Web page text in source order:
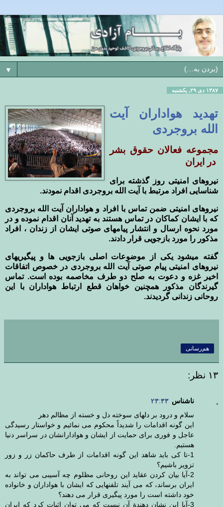
▼
۱۳۸۷ دی ۲۹, یکشنبه
تهدید هواداران آیت
الله بروجردی
مجموعه فعالان حقوق بشر
در ايران
نیروهای امنیتی روز گذشته برای
شناسایی افراد مرتبط با آیت الله بروجردی اقدام نمودند.
نیروهای امنیتی ضمن تماس با افراد و هواداران آیت الله بروجردی
که با ایشان کماکان در تماس هستند به تهدید آنان اقدام نموده و در
مورد نحوه ارسال و انتشار پیامهای صوتی ایشان از زندان ، افراد
مذکور را مورد بازجویی قرار دادند.
گفته میشود یکی از موضوعات اصلی بازجویی ها و پیگیریهای
نیروهای امنیتی پیام صوتی آیت الله بروجردی در خصوص اتفاقات
اخیر غزه و دعوت به صلح دو طرف مخاصمه بوده است. تماس
گیرندگان مذکور همچنین خواهان قطع ارتباط هواداران با این
روحانی زندانی گردیدند.
هم‌رسانی
۱۳ نظر:
ناشناس ۲۳:۳۳
سلام و درود بر دلهای سوخته دل و خسته از مظالم دهر
این گونه اقدامات را شدیداً محکوم می نمائیم و خواستار رسیدگی
عاجل و فوری برای حمایت از ایشان و هوادارانشان در سراسر دنیا
هستیم.
1-تا کی باید شاهد این گونه اقدامات از طرف حاکمان زر و زور
تزویر باشیم؟
2-آیا بیان کردن عقاید این روحانی مظلوم چه آسیبی می تواند به
ایران برساند، که می آیند تلفنهایی که ایشان با هواداران و خانواده
خود داشته است را مورد پیگیری قرار می دهند؟
3-آیا این نشان دهندة آن نیست که می توان اثبات کرد که ایران